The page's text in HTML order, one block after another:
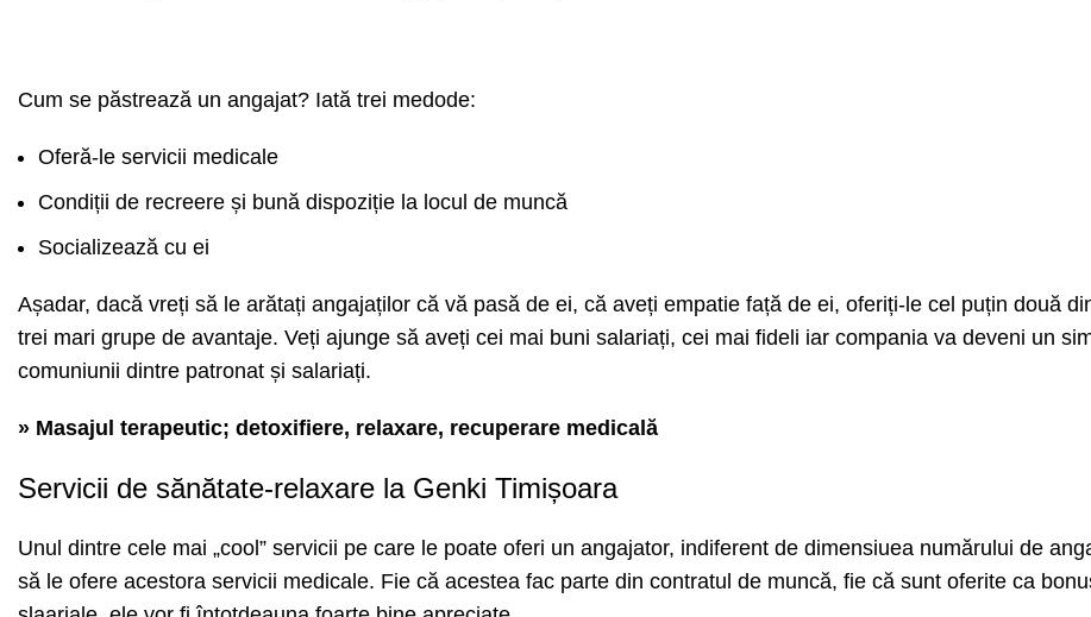
Cum se păstrează un angajat? Iată trei medode:
Oferă-le servicii medicale
Condiții de recreere și bună dispoziție la locul de muncă
Socializează cu ei
Așadar, dacă vreți să le arătați angajaților că vă pasă de ei, că aveți empatie față de ei, oferiți-le cel puțin două
trei mari grupe de avantaje. Veți ajunge să aveți cei mai buni salariați, cei mai fideli iar compania va deveni un
comuniunii dintre patronat și salariați.
» Masajul terapeutic; detoxifiere, relaxare, recuperare medicală
Servicii de sănătate-relaxare la Genki Timișoara
Unul dintre cele mai „cool” servicii pe care le poate oferi un angajator, indiferent de dimensiuea numărului de
să le ofere acestora servicii medicale. Fie că acestea fac parte din contratul de muncă, fie că sunt oferite ca